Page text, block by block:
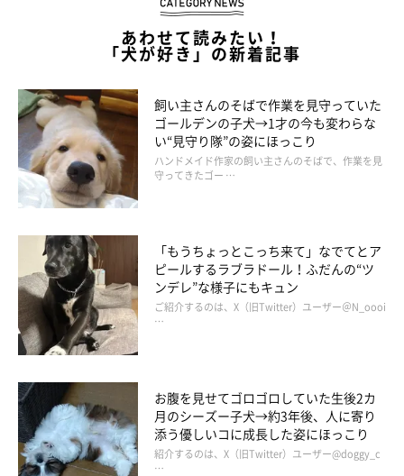
お散歩中のグミちゃん
あわせて読みたい！
「犬が好き」の新着記事
飼い主さんのそばで作業を見守っていた
ゴールデンの子犬→1才の今も変わらな
い“見守り隊”の姿にほっこり
ハンドメイド作家の飼い主さんのそばで、作業を見
守ってきたゴー …
「もうちょっとこっち来て」なでてとア
ピールするラブラドール！ふだんの“ツ
ンデレ”な様子にもキュン
ご紹介するのは、X（旧Twitter）ユーザー＠N_oooi
…
お腹を見せてゴロゴロしていた生後2カ
月のシーズー子犬→約3年後、人に寄り
添う優しいコに成長した姿にほっこり
紹介するのは、X（旧Twitter）ユーザー@doggy_c
…